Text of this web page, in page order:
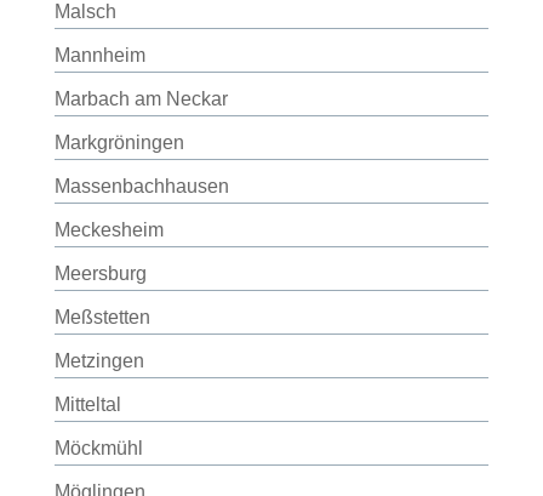
Malsch
Mannheim
Marbach am Neckar
Markgröningen
Massenbachhausen
Meckesheim
Meersburg
Meßstetten
Metzingen
Mitteltal
Möckmühl
Möglingen